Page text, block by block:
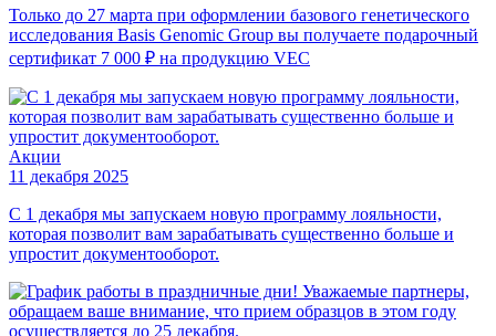
Только до 27 марта при оформлении базового генетического
исследования Basis Genomic Group вы получаете подарочный
сертификат 7 000 ₽ на продукцию VEC
Акции
11 декабря 2025
С 1 декабря мы запускаем новую программу лояльности,
которая позволит вам зарабатывать существенно больше и
упростит документооборот.